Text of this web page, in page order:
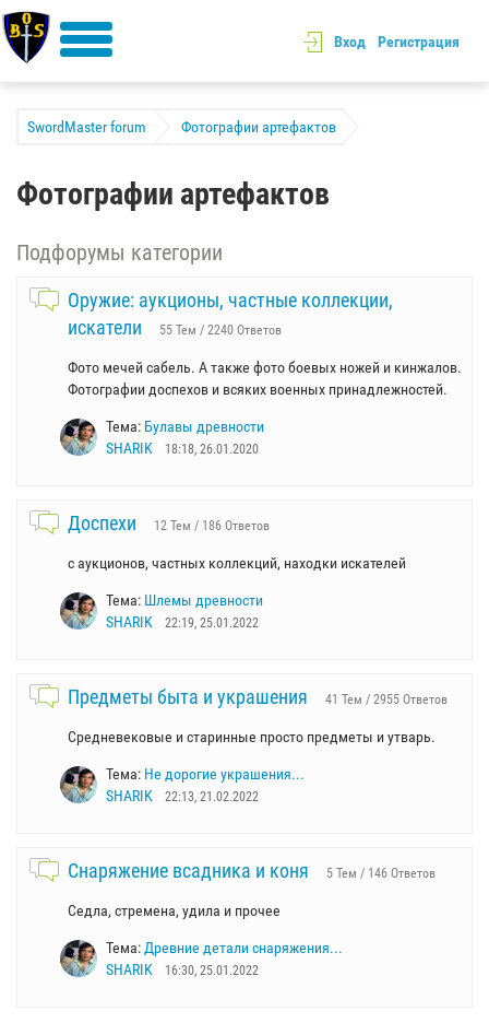
Вход Регистрация
SwordMaster forum Фотографии артефактов
Фотографии артефактов
Подфорумы категории
Оружие: аукционы, частные коллекции,
искатели
55 Тем / 2240 Ответов
Фото мечей сабель. А также фото боевых ножей и кинжалов.
Фотографии доспехов и всяких военных принадлежностей.
Тема: Булавы древности
SHARIK
18:18, 26.01.2020
Доспехи 12 Тем / 186 Ответов
с аукционов, частных коллекций, находки искателей
Тема: Шлемы древности
SHARIK
22:19, 25.01.2022
Предметы быта и украшения 41 Тем / 2955 Ответов
Средневековые и старинные просто предметы и утварь.
Тема: Не дорогие украшения...
SHARIK
22:13, 21.02.2022
Снаряжение всадника и коня 5 Тем / 146 Ответов
Седла, стремена, удила и прочее
Тема: Древние детали снаряжения...
SHARIK
16:30, 25.01.2022